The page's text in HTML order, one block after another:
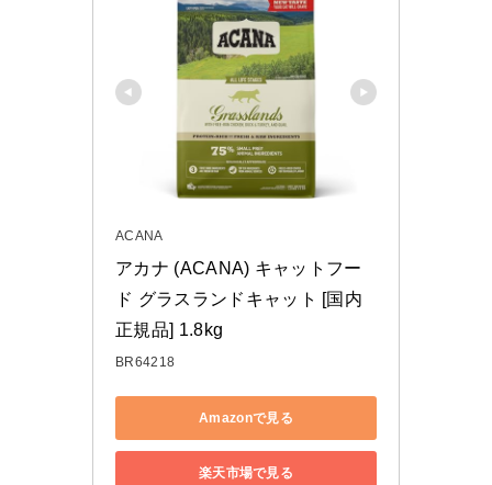
ACANA
アカナ (ACANA) キャットフー
ド グラスランドキャット [国内
正規品] 1.8kg
BR64218
Amazonで見る
楽天市場で見る